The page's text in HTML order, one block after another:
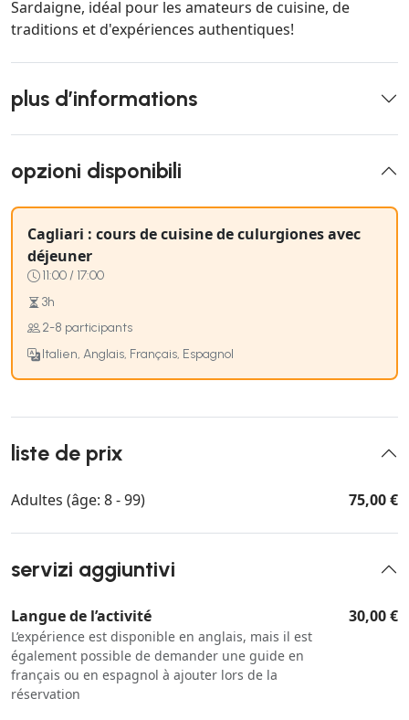
Sardaigne, idéal pour les amateurs de cuisine, de
traditions et d'expériences authentiques!
plus d’informations
opzioni disponibili
Cagliari : cours de cuisine de culurgiones avec
déjeuner
11:00 / 17:00
3h
2-8 participants
Italien, Anglais, Français, Espagnol
liste de prix
Adultes (âge: 8 - 99) 75,00 €
servizi aggiuntivi
Langue de l’activité
L’expérience est disponible en anglais, mais il est
également possible de demander une guide en
français ou en espagnol à ajouter lors de la
réservation
30,00 €